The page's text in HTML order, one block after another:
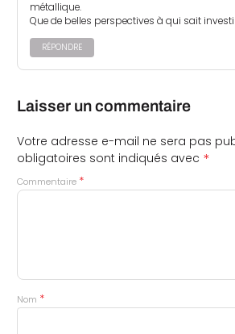
métallique.
Que de belles perspectives à qui sait
RÉPONDRE
Laisser un commentaire
Votre adresse e-mail ne sera pas
obligatoires sont indiqués avec *
Commentaire *
Nom *